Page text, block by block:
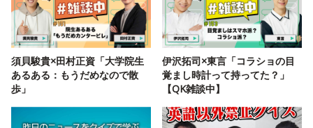
須貝駿貴×田村正資「大学院生
あるある：もうだめなので散
歩」
伊沢拓司×東言「コラショの目
覚まし時計って持ってた？」
【QK雑談中】